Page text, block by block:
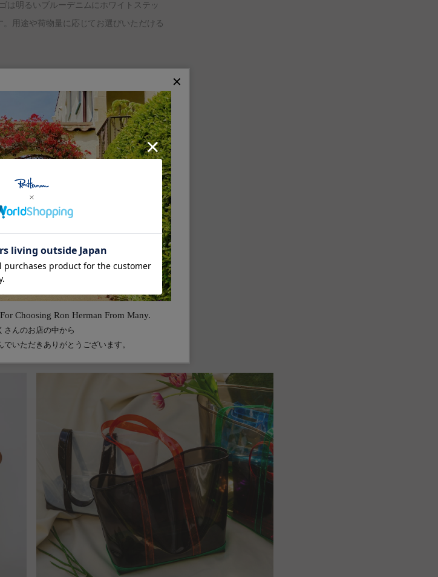
は明るいブルーデニムにホワイトステッ
用途や荷物量に応じてお選びいただける
ークなディテール” 。California Styleを
ェアやライフスタイルアイテムを展開し
Feature